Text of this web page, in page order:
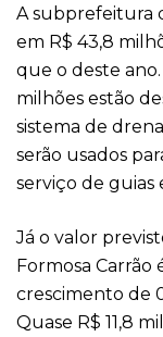
A subprefeitura
em R$ 43,8
que o deste
milhões estão
sistema de
serão usados
serviço de guias
Já o valor
Formosa Carrão
crescimento de
Quase R$ 11,8